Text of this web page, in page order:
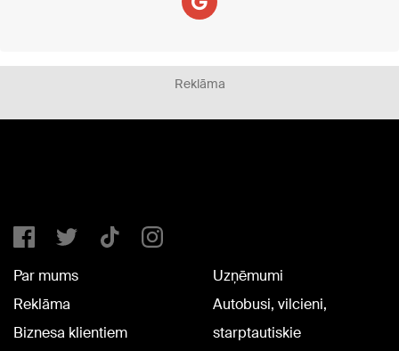
Reklāma
Par mums
Reklāma
Biznesa klientiem
Uzņēmumi
Autobusi, vilcieni,
starptautiskie